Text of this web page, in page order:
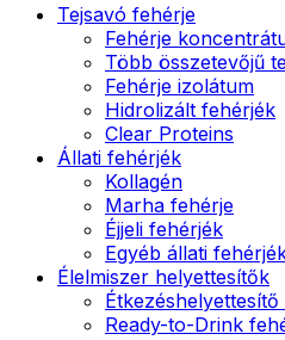
Tejsavó fehérje
Fehérje
Több összetevőjű
Fehérje izolátum
Hidrolizált fehérjék
Clear Proteins
Állati fehérjék
Kollagén
Marha fehérje
Éjjeli fehérjék
Egyéb állati
Élelmiszer helyettesítők
Ready-to-Drink